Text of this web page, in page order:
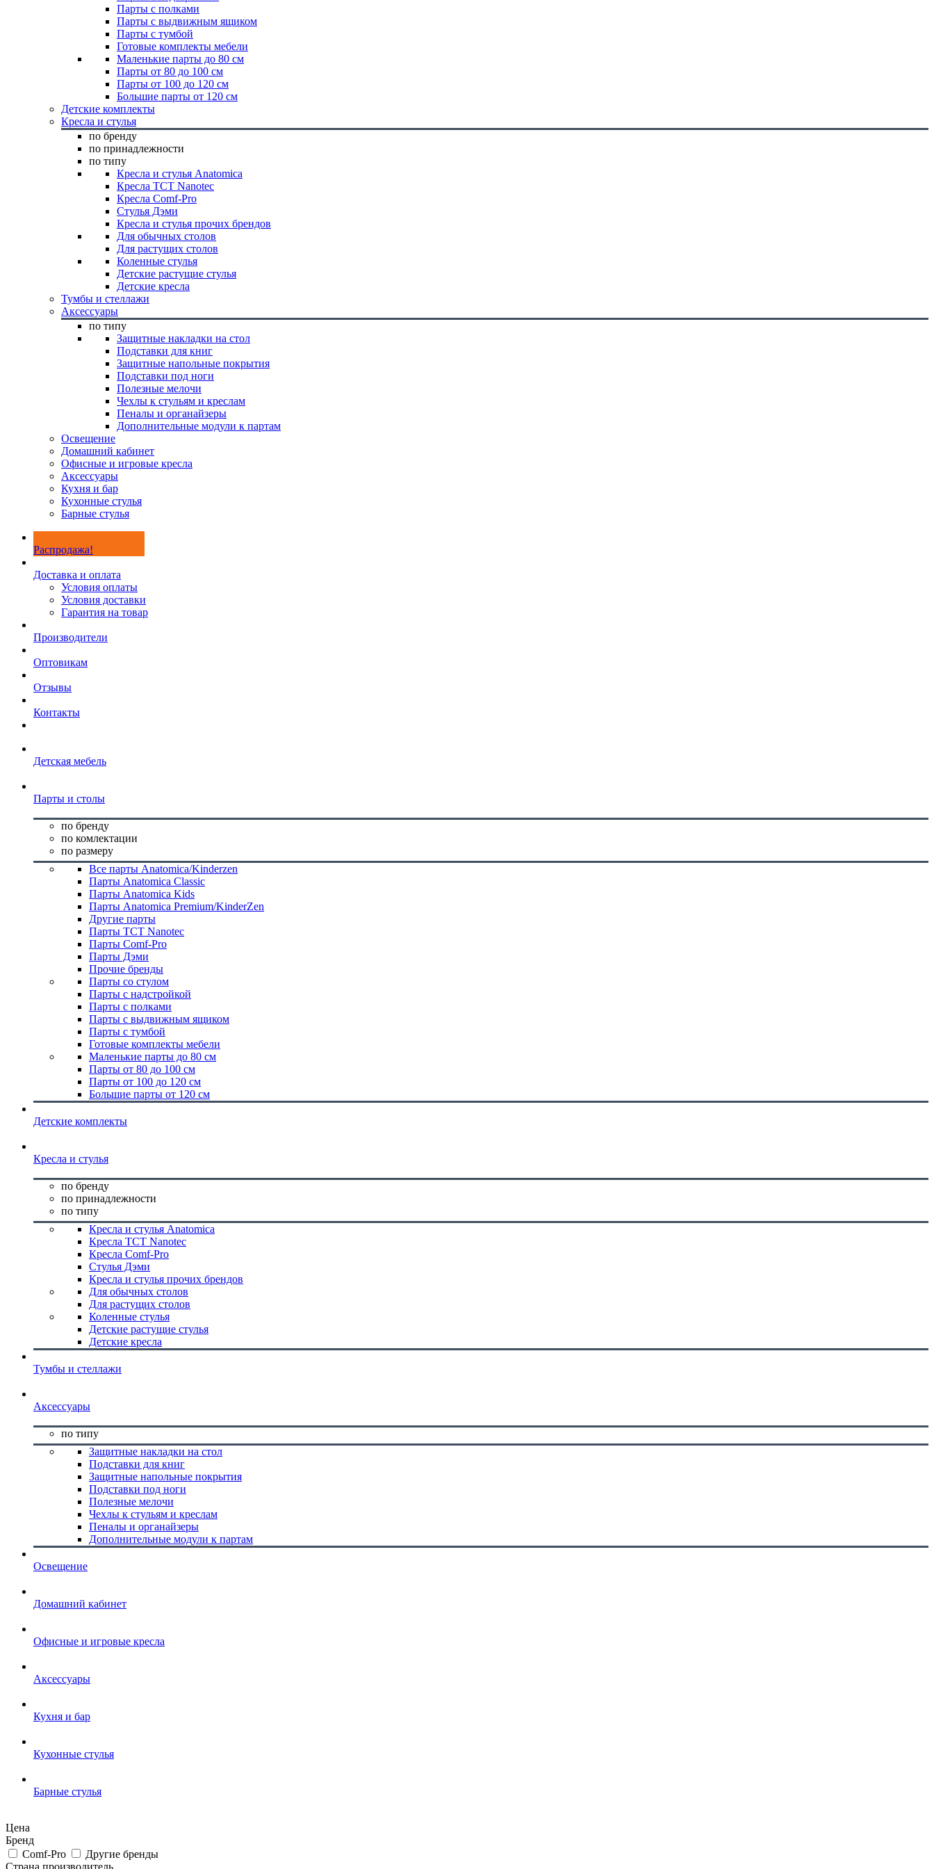
Парты с полками
Парты с выдвижным ящиком
Парты с тумбой
Готовые комплекты мебели
Маленькие парты до 80 см
Парты от 80 до 100 см
Парты от 100 до 120 см
Большие парты от 120 см
Детские комплекты
Кресла и стулья
по бренду
по принадлежности
по типу
Кресла и стулья Anatomica
Кресла TCT Nanotec
Кресла Comf-Pro
Стулья Дэми
Кресла и стулья прочих брендов
Для обычных столов
Для растущих столов
Коленные стулья
Детские растущие стулья
Детские кресла
Тумбы и стеллажи
Аксессуары
по типу
Защитные накладки на стол
Подставки для книг
Защитные напольные покрытия
Подставки под ноги
Полезные мелочи
Чехлы к стульям и креслам
Пеналы и органайзеры
Дополнительные модули к партам
Освещение
Домашний кабинет
Офисные и игровые кресла
Аксессуары
Кухня и бар
Кухонные стулья
Барные стулья
Распродажа!
Доставка и оплата
Условия оплаты
Условия доставки
Гарантия на товар
Производители
Оптовикам
Отзывы
Контакты
Детская мебель
Парты и столы
по бренду
по комлектации
по размеру
Все парты Anatomica/Kinderzen
Парты Anatomica Classic
Парты Anatomica Kids
Парты Anatomica Premium/KinderZen
Другие парты
Парты TCT Nanotec
Парты Comf-Pro
Парты Дэми
Прочие бренды
Парты со стулом
Парты с надстройкой
Парты с полками
Парты с выдвижным ящиком
Парты с тумбой
Готовые комплекты мебели
Маленькие парты до 80 см
Парты от 80 до 100 см
Парты от 100 до 120 см
Большие парты от 120 см
Детские комплекты
Кресла и стулья
по бренду
по принадлежности
по типу
Кресла и стулья Anatomica
Кресла TCT Nanotec
Кресла Comf-Pro
Стулья Дэми
Кресла и стулья прочих брендов
Для обычных столов
Для растущих столов
Коленные стулья
Детские растущие стулья
Детские кресла
Тумбы и стеллажи
Аксессуары
по типу
Защитные накладки на стол
Подставки для книг
Защитные напольные покрытия
Подставки под ноги
Полезные мелочи
Чехлы к стульям и креслам
Пеналы и органайзеры
Дополнительные модули к партам
Освещение
Домашний кабинет
Офисные и игровые кресла
Аксессуары
Кухня и бар
Кухонные стулья
Барные стулья
Цена
Бренд
Comf-Pro
Другие бренды
Страна производитель